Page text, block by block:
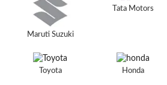
Maruti Suzuki
Tata Motors
Toyota Honda